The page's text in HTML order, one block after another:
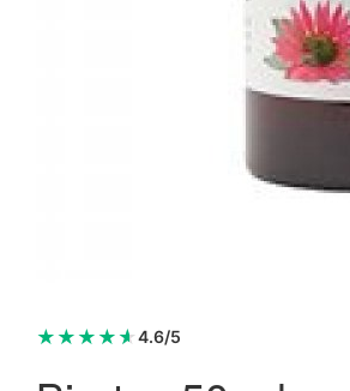
Læg i kurv
★ ★ ★ ★★4.6/5